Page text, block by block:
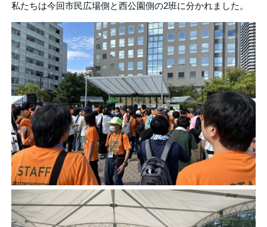
私たちは今回市民広場側と西公園側の2班に分かれました。